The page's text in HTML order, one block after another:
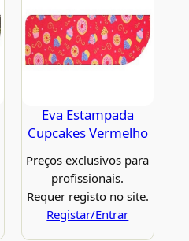
Eva Estampada
Cupcakes Vermelho
Preços exclusivos para
profissionais.
Requer registo no site.
Registar/Entrar